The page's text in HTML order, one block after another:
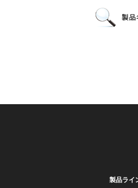
製品ライ